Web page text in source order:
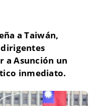
a Taiwán,
a Asunción un
inmediato.